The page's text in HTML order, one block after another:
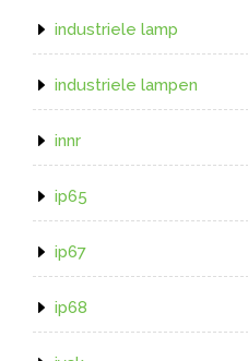
industriele lamp
industriele lampen
innr
ip65
ip67
ip68